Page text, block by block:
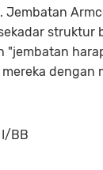
Jembatan
struktur
"jembatan
dengan
BB